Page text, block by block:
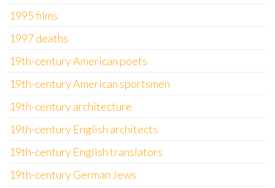
1995 films
1997 deaths
19th-century American poets
19th-century American sportsmen
19th-century architecture
19th-century English architects
19th-century English translators
19th-century German Jews